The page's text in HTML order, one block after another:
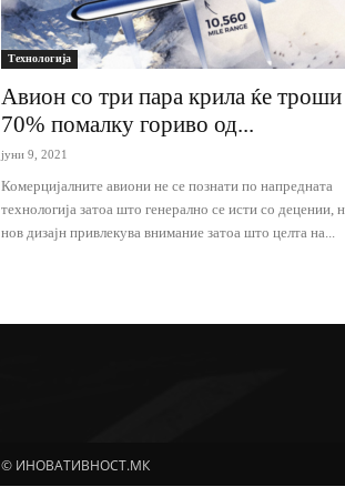
Технологија
Авион со три пара крила ќе троши
70% помалку гориво од...
јуни 9, 2021
Комерцијалните авиони не се познати по напредната
технологија затоа што генерално се исти со децении,
нов дизајн привлекува внимание затоа што целта на...
© ИНОВАТИВНОСТ.МК